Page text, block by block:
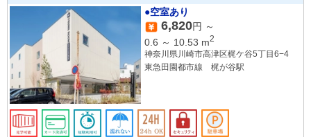
●空室あり
6,820円 ～
0.6 ～ 10.53 m2
神奈川県川崎市高津区梶ケ谷5丁目6−4
東急田園都市線 梶が谷駅